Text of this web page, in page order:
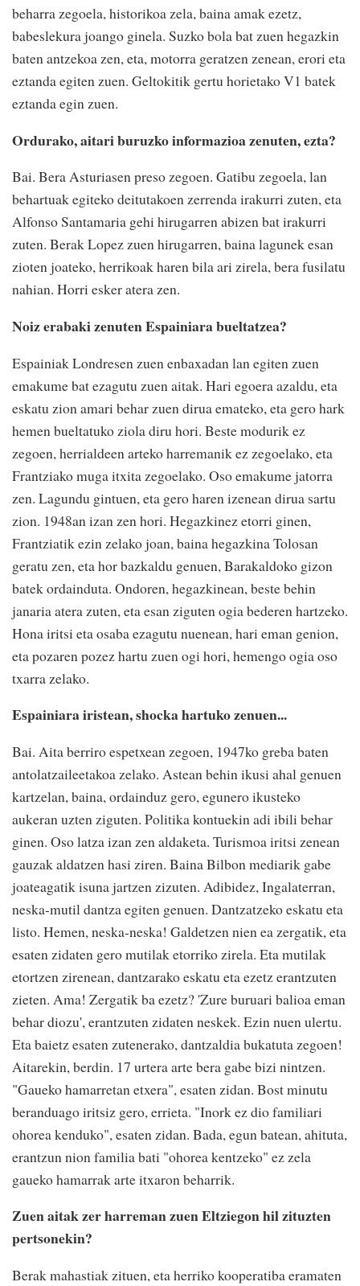
beharra zegoela, historikoa zela, baina amak ezetz,
babeslekura joango ginela. Suzko bola bat zuen hegazkin
baten antzekoa zen, eta, motorra geratzen zenean, erori eta
eztanda egiten zuen. Geltokitik gertu horietako V1 batek
eztanda egin zuen.
Ordurako, aitari buruzko informazioa zenuten, ezta?
Bai. Bera Asturiasen preso zegoen. Gatibu zegoela, lan
behartuak egiteko deitutakoen zerrenda irakurri zuten, eta
Alfonso Santamaria gehi hirugarren abizen bat irakurri
zuten. Berak Lopez zuen hirugarren, baina lagunek esan
zioten joateko, herrikoak haren bila ari zirela, bera fusilatu
nahian. Horri esker atera zen.
Noiz erabaki zenuten Espainiara bueltatzea?
Espainiak Londresen zuen enbaxadan lan egiten zuen
emakume bat ezagutu zuen aitak. Hari egoera azaldu, eta
eskatu zion amari behar zuen dirua emateko, eta gero hark
hemen bueltatuko ziola diru hori. Beste modurik ez
zegoen, herrialdeen arteko harremanik ez zegoelako, eta
Frantziako muga itxita zegoelako. Oso emakume jatorra
zen. Lagundu gintuen, eta gero haren izenean dirua sartu
zion. 1948an izan zen hori. Hegazkinez etorri ginen,
Frantziatik ezin zelako joan, baina hegazkina Tolosan
geratu zen, eta hor bazkaldu genuen, Barakaldoko gizon
batek ordainduta. Ondoren, hegazkinean, beste behin
janaria atera zuten, eta esan ziguten ogia bederen hartzeko.
Hona iritsi eta osaba ezagutu nuenean, hari eman genion,
eta pozaren pozez hartu zuen ogi hori, hemengo ogia oso
txarra zelako.
Espainiara iristean, shocka hartuko zenuen...
Bai. Aita berriro espetxean zegoen, 1947ko greba baten
antolatzaileetakoa zelako. Astean behin ikusi ahal genuen
kartzelan, baina, ordainduz gero, egunero ikusteko
aukeran uzten ziguten. Politika kontuekin adi ibili behar
ginen. Oso latza izan zen aldaketa. Turismoa iritsi zenean
gauzak aldatzen hasi ziren. Baina Bilbon mediarik gabe
joateagatik isuna jartzen zizuten. Adibidez, Ingalaterran,
neska-mutil dantza egiten genuen. Dantzatzeko eskatu eta
listo. Hemen, neska-neska! Galdetzen nien ea zergatik, eta
esaten zidaten gero mutilak etorriko zirela. Eta mutilak
etortzen zirenean, dantzarako eskatu eta ezetz erantzuten
zieten. Ama! Zergatik ba ezetz? 'Zure buruari balioa eman
behar diozu', erantzuten zidaten neskek. Ezin nuen ulertu.
Eta baietz esaten zutenerako, dantzaldia bukatuta zegoen!
Aitarekin, berdin. 17 urtera arte bera gabe bizi nintzen.
"Gaueko hamarretan etxera", esaten zidan. Bost minutu
beranduago iritsiz gero, errieta. "Inork ez dio familiari
ohorea kenduko", esaten zidan. Bada, egun batean, ahituta,
erantzun nion familia bati "ohorea kentzeko" ez zela
gaueko hamarrak arte itxaron beharrik.
Zuen aitak zer harreman zuen Eltziegon hil zituzten
pertsonekin?
Berak mahastiak zituen, eta herriko kooperatiba eramaten